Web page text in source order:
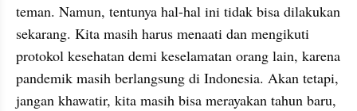
teman. Namun, tentunya hal-hal ini tidak bisa dilakukan
sekarang. Kita masih harus menaati dan mengikuti
protokol kesehatan demi keselamatan orang lain, karena
pandemik masih berlangsung di Indonesia. Akan tetapi,
jangan khawatir, kita masih bisa merayakan tahun baru,